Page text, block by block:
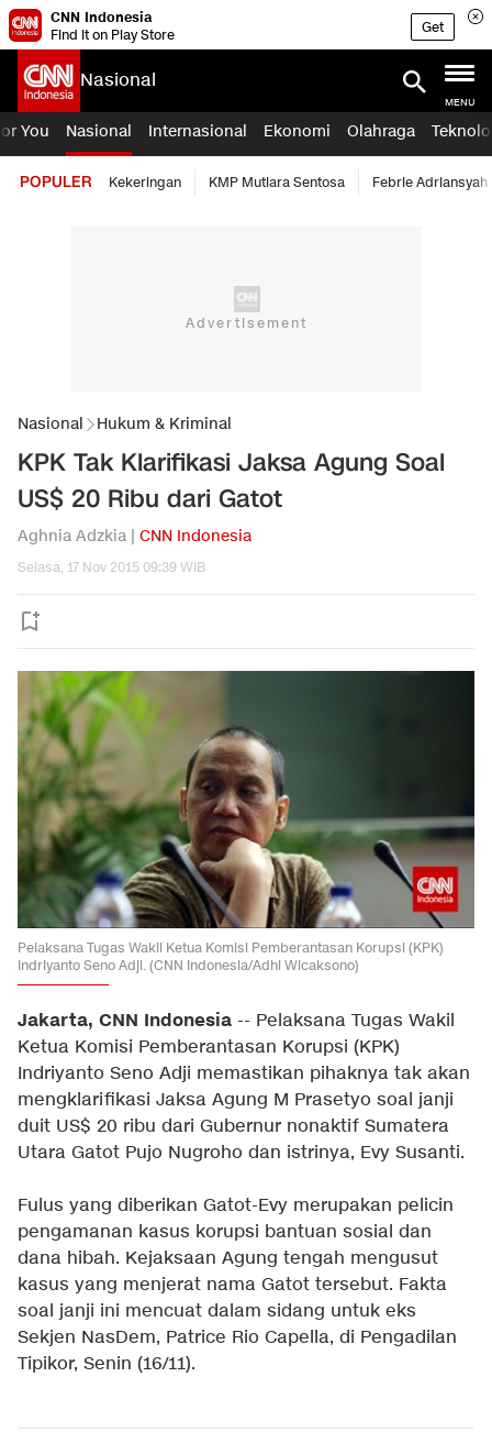
CNN Indonesia
Find it on Play Store
Get
Nasional
MENU
You Nasional Internasional Ekonomi Olahraga
POPULER Kekeringan KMP Mutiara Sentosa Febrie Adriansyah
Nasional Hukum & Kriminal
KPK Tak Klarifikasi Jaksa Agung Soal
US$ 20 Ribu dari Gatot
Aghnia Adzkia | CNN Indonesia
Selasa, 17 Nov 2015 09:39 WIB
Pelaksana Tugas Wakil Ketua Komisi Pemberantasan Korupsi (KPK)
Indriyanto Seno Adji. (CNN Indonesia/Adhi Wicaksono)
Jakarta, CNN Indonesia -- Pelaksana Tugas Wakil
Ketua Komisi Pemberantasan Korupsi (KPK)
Indriyanto Seno Adji memastikan pihaknya tak akan
mengklarifikasi Jaksa Agung M Prasetyo soal janji
duit US$ 20 ribu dari Gubernur nonaktif Sumatera
Utara Gatot Pujo Nugroho dan istrinya, Evy Susanti.
Fulus yang diberikan Gatot-Evy merupakan pelicin
pengamanan kasus korupsi bantuan sosial dan
dana hibah. Kejaksaan Agung tengah mengusut
kasus yang menjerat nama Gatot tersebut. Fakta
soal janji ini mencuat dalam sidang untuk eks
Sekjen NasDem, Patrice Rio Capella, di Pengadilan
Tipikor, Senin (16/11).